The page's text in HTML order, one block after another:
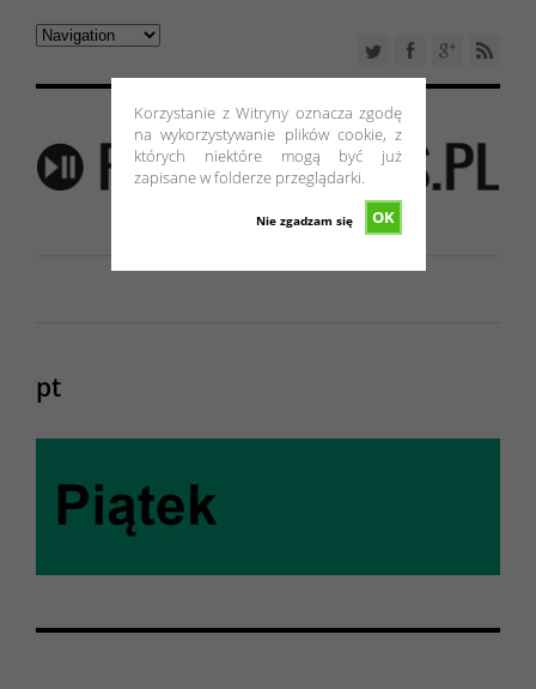
Korzystanie z Witryny oznacza zgodę
na wykorzystywanie plików cookie, z
których niektóre mogą być już
zapisane w folderze przeglądarki.
OK
Nie zgadzam się
pt